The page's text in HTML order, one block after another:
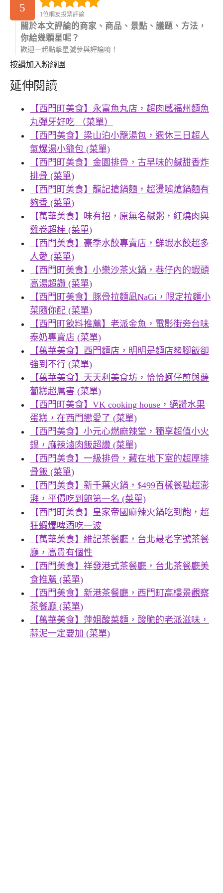
5
1位網友投票評論
關於本文評論的商家、商品、景點、議題、方法，
你給幾顆星呢？
歡迎一起點擊星號參與評論唷！
按讚加入粉絲團
延伸閱讀
【西門町美食】永富魚丸店，超肉感福州麵魚
丸彈牙好吃 （菜單）
【西門美食】梁山泊小籠湯包，週休三日超人
氣爆湯小籠包 (菜單)
【西門町美食】金園排骨，古早味的鹹甜香炸
排骨 (菜單)
【西門町美食】龍記搶鍋麵，超燙嘴熗鍋麵有
夠香 (菜單)
【萬華美食】味有招，原無名鹹粥，紅燒肉與
雞卷超棒 (菜單)
【西門美食】豪季水餃專賣店，鮮蝦水餃超多
人愛 (菜單)
【西門町美食】小樂沙茶火鍋，巷仔內的蝦頭
高湯超讚 (菜單)
【西門町美食】豚骨拉麵凪NaGi，限定拉麵小
菜隨你配 (菜單)
【西門町飲料推薦】老派金魚，電影街旁台味
泰奶專賣店 (菜單)
【萬華美食】西門麵店，明明是麵店豬腳飯卻
強到不行 (菜單)
【萬華美食】天天利美食坊，恰恰蚵仔煎與蘿
蔔糕超厲害 (菜單)
【西門町美食】VK cooking house，絕讚水果
蛋糕，在西門戀愛了 (菜單)
【西門美食】小元心燃麻辣堂，獨享超值小火
鍋，麻辣滷肉飯超讚 (菜單)
【西門美食】一級排骨，藏在地下室的超厚排
骨飯 (菜單)
【西門美食】新千葉火鍋，$499百樣餐點超澎
湃，平價吃到飽第一名 (菜單)
【西門町美食】皇家帝國麻辣火鍋吃到飽，超
狂蝦爆啤酒吃一波
【萬華美食】維記茶餐廳，台北最老字號茶餐
廳，高貴有個性
【西門美食】祥發港式茶餐廳，台北茶餐廳美
食推薦 (菜單)
【西門美食】新港茶餐廳，西門町高樓景觀察
茶餐廳 (菜單)
【萬華美食】萍姐酸菜麵，酸脆的老派滋味，
蒜泥一定要加 (菜單)